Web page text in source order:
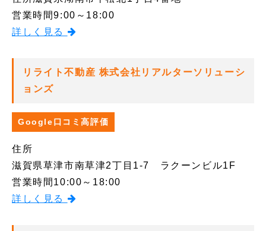
営業時間9:00～18:00
詳しく見る
リライト不動産 株式会社リアルターソリューシ
ョンズ
Google口コミ高評価
住所
滋賀県草津市南草津2丁目1-7 ラクーンビル1F
営業時間 10:00～18:00
詳しく見る